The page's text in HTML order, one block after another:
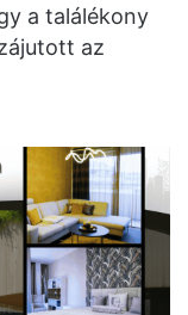
a találékony
az